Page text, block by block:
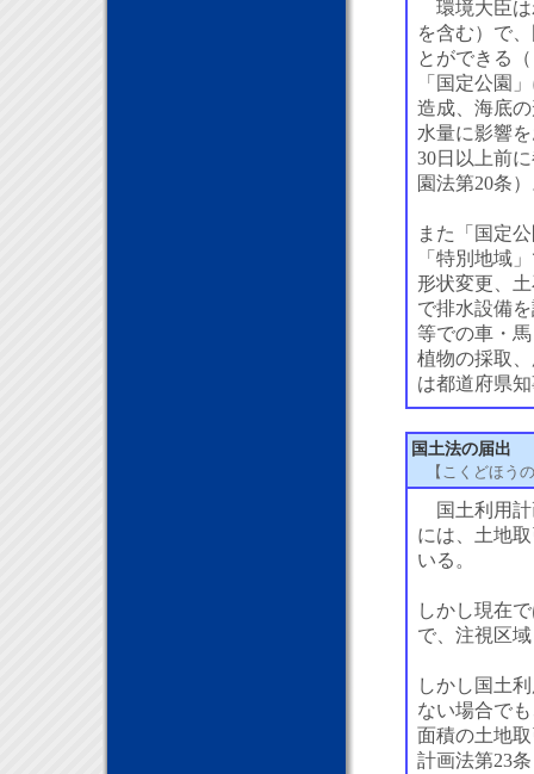
環境大臣は
を含む）で
とができる
「国定公園
造成、海底
水量に影響
30日以上前
園法第20条
また「国定
「特別地域
形状変更、
で排水設備
等での車・
植物の採取
は都道府県
国土法の届出
【こくどほう
国土利用計
には、土地
いる。
しかし現在
で、注視区
しかし国土
ない場合で
面積の土地
計画法第23